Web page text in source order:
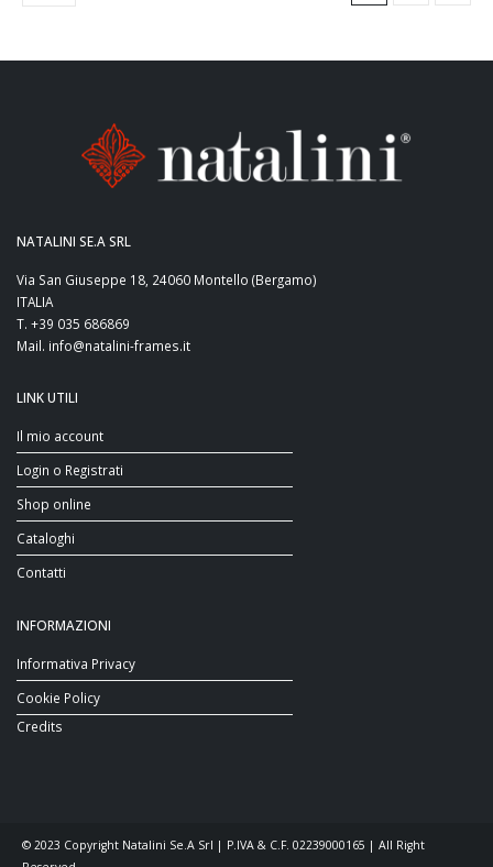
NATALINI SE.A SRL
Via San Giuseppe 18, 24060 Montello (Bergamo)
ITALIA
T. +39 035 686869
Mail. info@natalini-frames.it
LINK UTILI
Il mio account
Login o Registrati
Shop online
Cataloghi
Contatti
INFORMAZIONI
Informativa Privacy
Cookie Policy
Credits
© 2023 Copyright Natalini Se.A Srl | P.IVA & C.F. 02239000165 | All Right